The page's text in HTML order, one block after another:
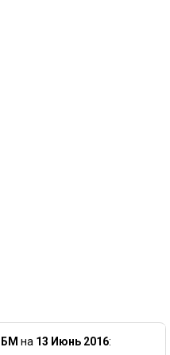
на 13 Июнь 2016: